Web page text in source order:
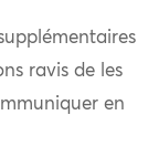
ravis de les
en